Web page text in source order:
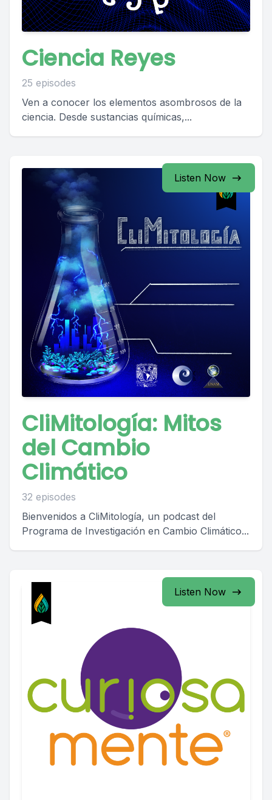
Ciencia Reyes
25 episodes
Ven a conocer los elementos asombrosos de la
ciencia. Desde sustancias químicas,...
Listen Now
CliMitología: Mitos
del Cambio
Climático
32 episodes
Bienvenidos a CliMitología, un podcast del
Programa de Investigación en Cambio Climático...
Listen Now